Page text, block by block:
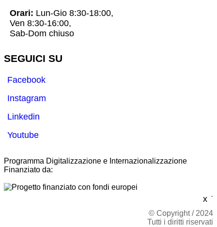
x
Orari: Lun-Gio 8:30-18:00,
Ven 8:30-16:00,
Sab-Dom chiuso
SEGUICI SU
Facebook
Instagram
Linkedin
Youtube
Programma Digitalizzazione e Internazionalizzazione
Finanziato da:
-
© Copyright / 2024
Tutti i diritti riservati